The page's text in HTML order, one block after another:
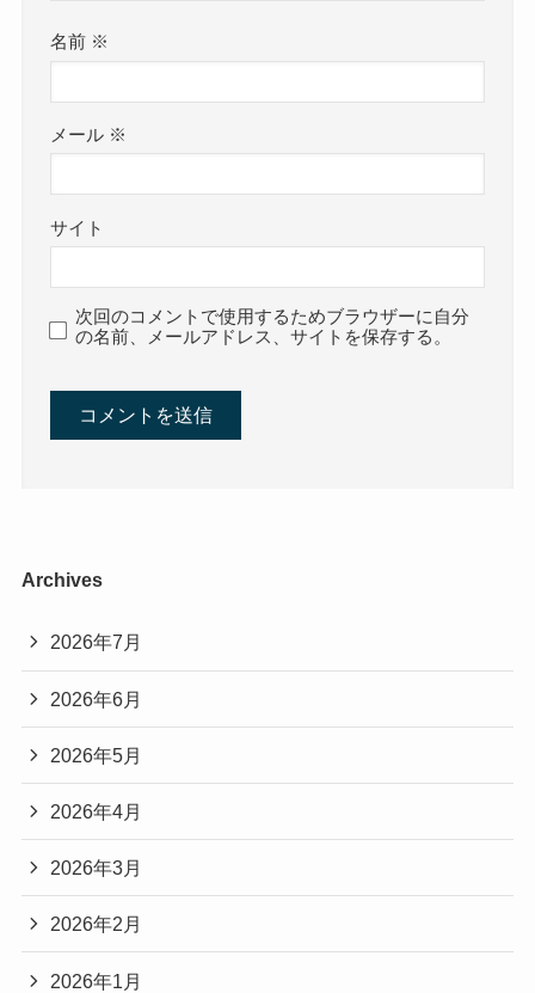
名前 ※
メール ※
サイト
次回のコメントで使用するためブラウザーに自分
の名前、メールアドレス、サイトを保存する。
Archives
2026年7月
2026年6月
2026年5月
2026年4月
2026年3月
2026年2月
2026年1月